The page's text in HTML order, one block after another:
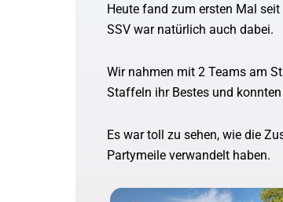
Heute fand zum ersten Mal
SSV war natürlich auch dabei.
Wir nahmen mit 2 Teams am
Staffeln ihr Bestes und
Es war toll zu sehen, wie die
Partymeile verwandelt haben.